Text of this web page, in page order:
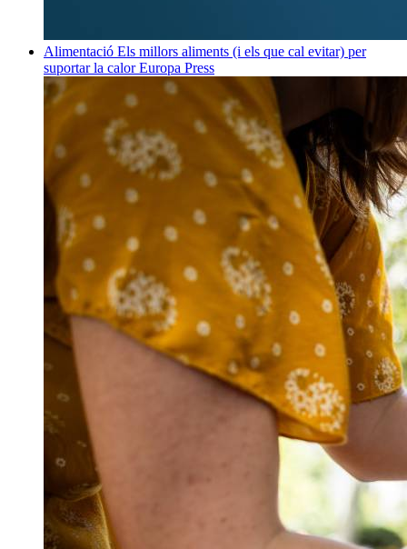
Alimentació Els millors aliments (i els que cal evitar) per
suportar la calorEuropa Press